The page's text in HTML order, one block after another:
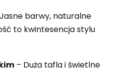
barwy, naturalne
to kwintesencja stylu
– Duża tafla i świetlne